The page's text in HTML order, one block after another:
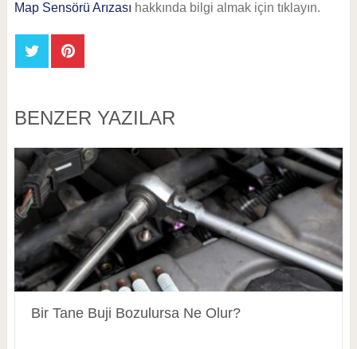
Map Sensörü Arızası hakkında bilgi almak için tıklayın.
BENZER YAZILAR
Bir Tane Buji Bozulursa Ne Olur?